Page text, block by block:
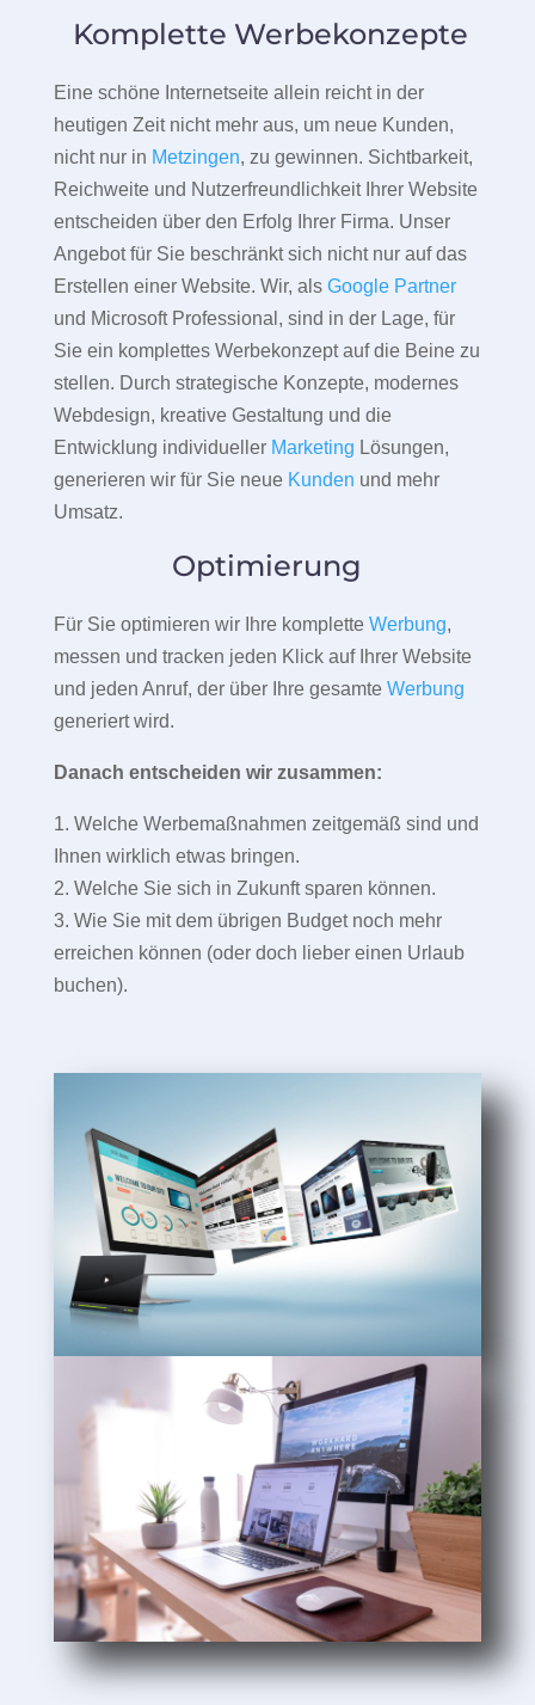
Komplette Werbekonzepte
Eine schöne Internetseite allein reicht in der
heutigen Zeit nicht mehr aus, um neue Kunden,
nicht nur in Metzingen, zu gewinnen. Sichtbarkeit,
Reichweite und Nutzerfreundlichkeit Ihrer Website
entscheiden über den Erfolg Ihrer Firma. Unser
Angebot für Sie beschränkt sich nicht nur auf das
Erstellen einer Website. Wir, als Google Partner
und Microsoft Professional, sind in der Lage, für
Sie ein komplettes Werbekonzept auf die Beine zu
stellen. Durch strategische Konzepte, modernes
Webdesign, kreative Gestaltung und die
Entwicklung individueller Marketing Lösungen,
generieren wir für Sie neue Kunden und mehr
Umsatz.
Optimierung
Für Sie optimieren wir Ihre komplette Werbung,
messen und tracken jeden Klick auf Ihrer Website
und jeden Anruf, der über Ihre gesamte Werbung
generiert wird.
Danach entscheiden wir zusammen:
1. Welche Werbemaßnahmen zeitgemäß sind und
Ihnen wirklich etwas bringen.
2. Welche Sie sich in Zukunft sparen können.
3. Wie Sie mit dem übrigen Budget noch mehr
erreichen können (oder doch lieber einen Urlaub
buchen).